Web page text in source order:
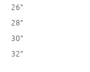
26"
28"
30"
32"